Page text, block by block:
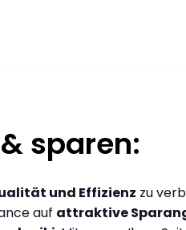
sparen:
und Effizienz zu
auf attraktive